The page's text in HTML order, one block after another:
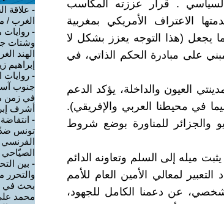
السياسي . قرار عززته المكاسب
الاعتراف الأمريكي بمغربية
يجعل (هذا التوجه يعزز بشكل لا
على مبادرة الحكم الذاتي، في
قنصليات في مدينتي العيون والداخلة، يؤكد الدعم
في محيطنا العربي والإفريقي).
والجزائر للمناورة بوضع شروط
ميله إلى السلم وتعاونه الدائم
لمعالي الأمين العام للأمم
عن دعمنا الكامل للجهود،
- علاقة
الغرب /
- روايات
وشتات
الهند
إبراهيم
- روايات
جنوب
في زمن
أشرف
-
تونس ضدّ
الصيّاحي
- بين
والتحرر
بحث في
محمد